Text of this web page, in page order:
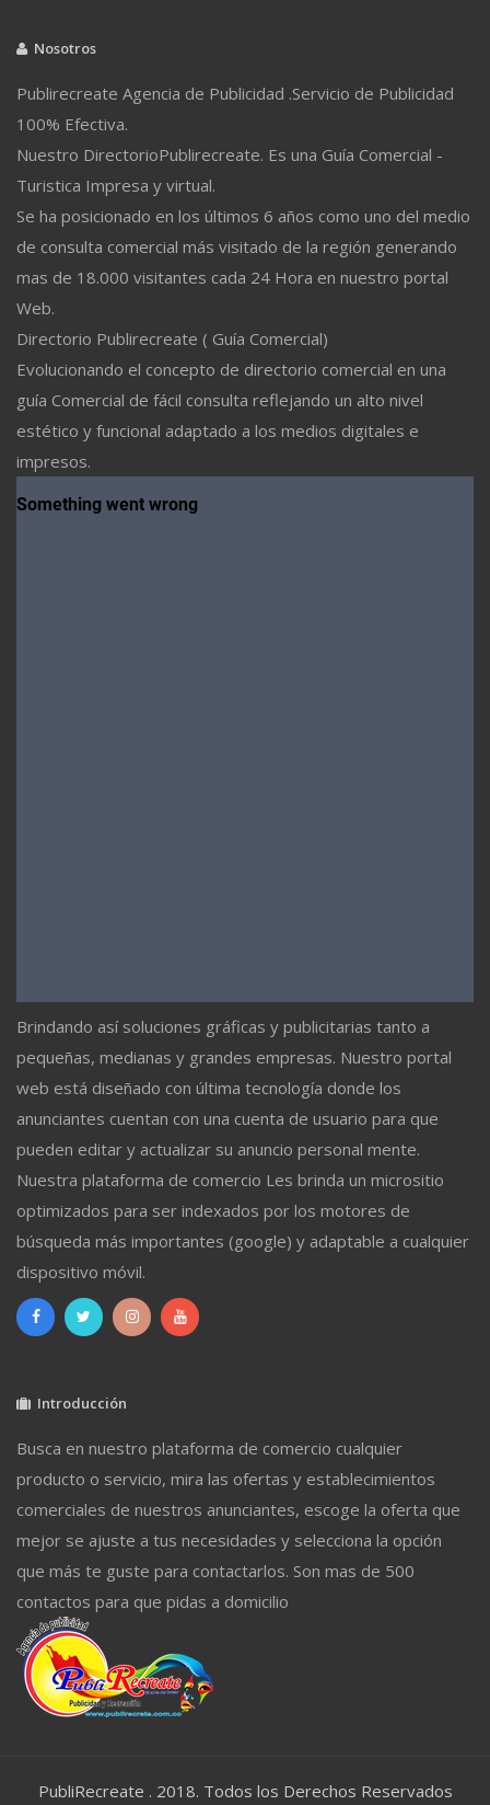
Nosotros
Publirecreate Agencia de Publicidad .Servicio de Publicidad
100% Efectiva.
Nuestro DirectorioPublirecreate. Es una Guía Comercial -
Turistica Impresa y virtual.
Se ha posicionado en los últimos 6 años como uno del medio
de consulta comercial más visitado de la región generando
mas de 18.000 visitantes cada 24 Hora en nuestro portal
Web.
Directorio Publirecreate ( Guía Comercial)
Evolucionando el concepto de directorio comercial en una
guía Comercial de fácil consulta reflejando un alto nivel
estético y funcional adaptado a los medios digitales e
impresos.
Brindando así soluciones gráficas y publicitarias tanto a
pequeñas, medianas y grandes empresas. Nuestro portal
web está diseñado con última tecnología donde los
anunciantes cuentan con una cuenta de usuario para que
pueden editar y actualizar su anuncio personal mente.
Nuestra plataforma de comercio Les brinda un micrositio
optimizados para ser indexados por los motores de
búsqueda más importantes (google) y adaptable a cualquier
dispositivo móvil.
Introducción
Busca en nuestro plataforma de comercio cualquier
producto o servicio, mira las ofertas y establecimientos
comerciales de nuestros anunciantes, escoge la oferta que
mejor se ajuste a tus necesidades y selecciona la opción
que más te guste para contactarlos. Son mas de 500
contactos para que pidas a domicilio
PubliRecreate . 2018. Todos los Derechos Reservados